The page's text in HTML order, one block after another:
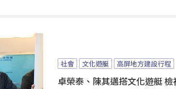
社會 文化遊艇 高屏地方建設行程
卓榮泰、陳其邁搭文化遊艇